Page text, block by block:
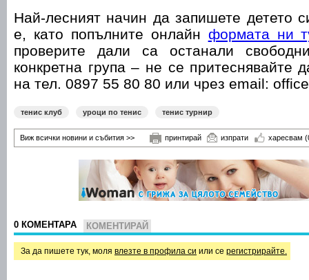
Най-лесният начин да запишете детето
е, като попълните онлайн формата ни
проверите дали са останали
конкретна група – не се притеснявайте
на тел. 0897 55 80 80 или чрез email:
тенис клуб уроци по тенис тенис турнир
Виж всички новини и събития >> принтирай изпрати харесвам
0 КОМЕНТАРА КОМЕНТИРАЙ
За да пишете тук, моля влезте в профила си или се регистрирайте.